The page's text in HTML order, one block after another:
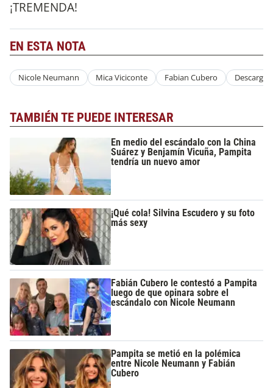
¡TREMENDA!
EN ESTA NOTA
Nicole Neumann Mica Viciconte Fabian Cubero Descargo
TAMBIÉN TE PUEDE INTERESAR
En medio del escándalo con la China
Suárez y Benjamín Vicuña, Pampita
tendría un nuevo amor
¡Qué cola! Silvina Escudero y su foto
más sexy
Fabián Cubero le contestó a Pampita
luego de que opinara sobre el
escándalo con Nicole Neumann
Pampita se metió en la polémica
entre Nicole Neumann y Fabián
Cubero